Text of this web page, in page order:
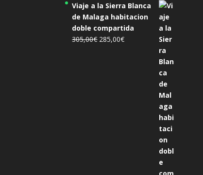
Viaje a la Sierra Blanca
de Malaga habitacion
doble compartida
305,00€ El
285,00€El